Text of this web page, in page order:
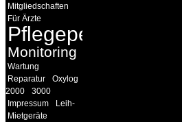
Mitgliedschaften
Für Ärzte
Pflegepersonal
Monitoring
Wartung
Reparatur
Oxylog
2000
3000
Impressum
Leih-
Mietgeräte